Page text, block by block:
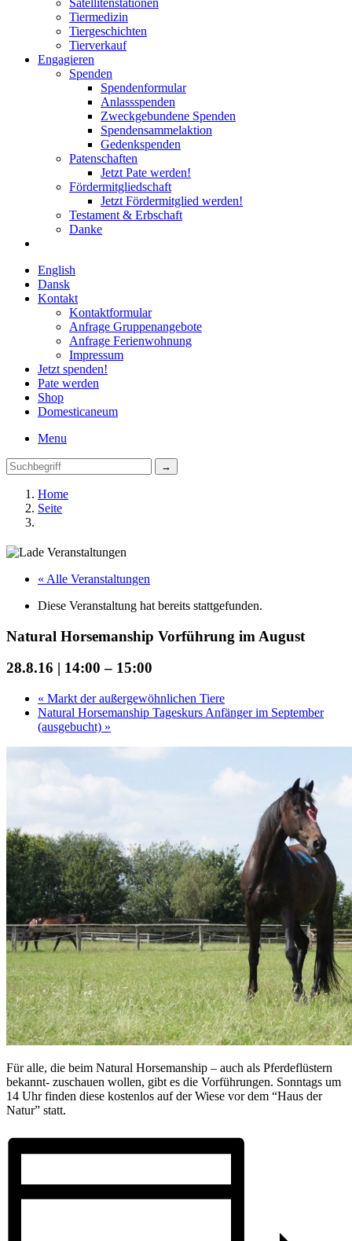
Satellitenstationen
Tiermedizin
Tiergeschichten
Tierverkauf
Engagieren
Spenden
Spendenformular
Anlassspenden
Zweckgebundene Spenden
Spendensammelaktion
Gedenkspenden
Patenschaften
Jetzt Pate werden!
Fördermitgliedschaft
Jetzt Fördermitglied werden!
Testament & Erbschaft
Danke
English
Dansk
Kontakt
Kontaktformular
Anfrage Gruppenangebote
Anfrage Ferienwohnung
Impressum
Jetzt spenden!
Pate werden
Shop
Domesticaneum
Menu
Home
Seite
« Alle Veranstaltungen
Diese Veranstaltung hat bereits stattgefunden.
Natural Horsemanship Vorführung im August
28.8.16 | 14:00 – 15:00
« Markt der außergewöhnlichen Tiere
Natural Horsemanship Tageskurs Anfänger im September
(ausgebucht) »
Für alle, die beim Natural Horsemanship – auch als Pferdeflüstern
bekannt- zuschauen wollen, gibt es die Vorführungen. Sonntags um
14 Uhr finden diese kostenlos auf der Wiese vor dem “Haus der
Natur” statt.